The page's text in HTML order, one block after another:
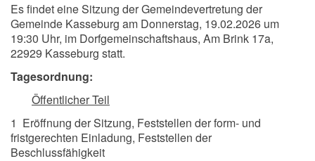
Es findet eine Sitzung der Gemeindevertretung der
Gemeinde Kasseburg am Donnerstag, 19.02.2026 um
19:30 Uhr, im Dorfgemeinschaftshaus, Am Brink 17a,
22929 Kasseburg statt.
Tagesordnung:
Öffentlicher Teil
1 Eröffnung der Sitzung, Feststellen der form- und
fristgerechten Einladung, Feststellen der
Beschlussfähigkeit